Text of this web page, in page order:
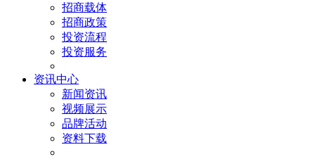
招商载体
招商政策
投资流程
投资服务
资讯中心
新闻资讯
视频展示
品牌活动
资料下载